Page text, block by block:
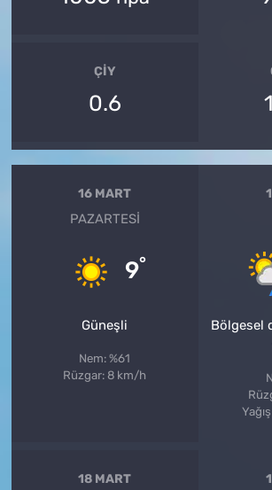
ÇIY
0.6
16 MART
PAZARTESI
9°
Güneşli
Nem: %61
Rüzgar: 8 km/h
Bölgesel
18 MART